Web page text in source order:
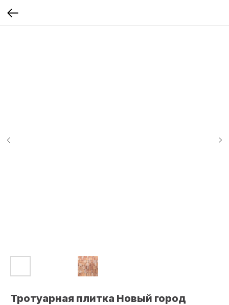
Тротуарная плитка Новый город